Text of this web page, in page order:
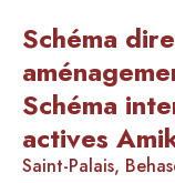
Schéma
Schéma
actives
Saint-Palais,